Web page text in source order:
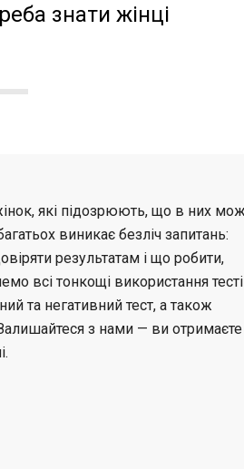
знати жінці
які підозрюють, що в них
виникає безліч запитань:
результатам і що робити,
всі тонкощі використання
та негативний тест, а також
з нами — ви отримаєте